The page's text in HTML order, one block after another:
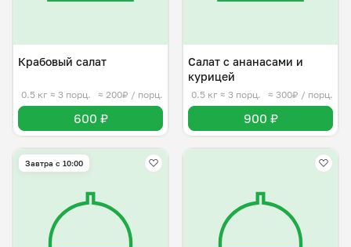
Крабовый салат
0.5 кг ≈ 3 порц. ≈ 200₽ / порц.
600 ₽
Салат с ананасами и
курицей
0.5 кг ≈ 3 порц. ≈ 300₽ / порц.
900 ₽
Завтра c 10:00